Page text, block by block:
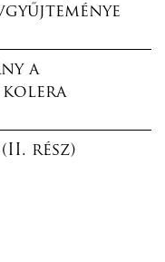
a
kolera
rész)